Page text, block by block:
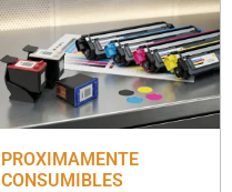
PROXIMAMENTE
CONSUMIBLES